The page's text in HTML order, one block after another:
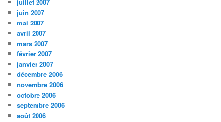
juillet 2007
juin 2007
mai 2007
avril 2007
mars 2007
février 2007
janvier 2007
décembre 2006
novembre 2006
octobre 2006
septembre 2006
août 2006